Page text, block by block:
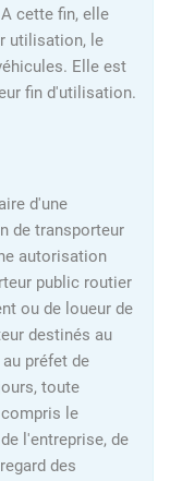
cette fin, elle
utilisation, le
Elle est
fin d'utilisation.
d'une
de transporteur
autorisation
public routier
ou de loueur de
destinés au
préfet de
toute
le
l'entreprise, de
des